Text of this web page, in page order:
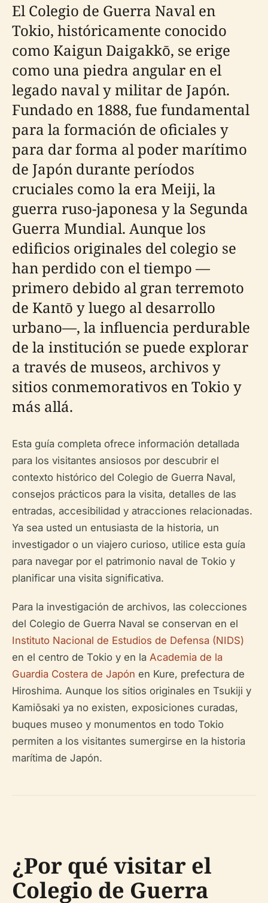
El Colegio de Guerra Naval en
Tokio, históricamente conocido
como Kaigun Daigakkō, se erige
como una piedra angular en el
legado naval y militar de Japón.
Fundado en 1888, fue fundamental
para la formación de oficiales y
para dar forma al poder marítimo
de Japón durante períodos
cruciales como la era Meiji, la
guerra ruso-japonesa y la Segunda
Guerra Mundial. Aunque los
edificios originales del colegio se
han perdido con el tiempo —
primero debido al gran terremoto
de Kantō y luego al desarrollo
urbano—, la influencia perdurable
de la institución se puede explorar
a través de museos, archivos y
sitios conmemorativos en Tokio y
más allá.
Esta guía completa ofrece información detallada
para los visitantes ansiosos por descubrir el
contexto histórico del Colegio de Guerra Naval,
consejos prácticos para la visita, detalles de las
entradas, accesibilidad y atracciones relacionadas.
Ya sea usted un entusiasta de la historia, un
investigador o un viajero curioso, utilice esta guía
para navegar por el patrimonio naval de Tokio y
planificar una visita significativa.
Para la investigación de archivos, las colecciones
del Colegio de Guerra Naval se conservan en el
Instituto Nacional de Estudios de Defensa (NIDS)
en el centro de Tokio y en la Academia de la
Guardia Costera de Japón en Kure, prefectura de
Hiroshima. Aunque los sitios originales en Tsukiji y
Kamiōsaki ya no existen, exposiciones curadas,
buques museo y monumentos en todo Tokio
permiten a los visitantes sumergirse en la historia
marítima de Japón.
¿Por qué visitar el
Colegio de Guerra